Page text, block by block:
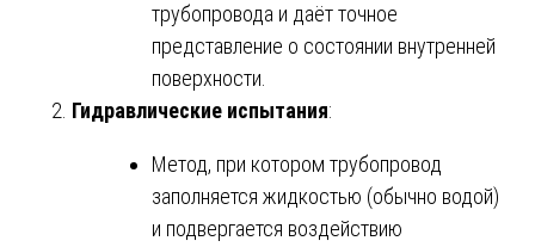
трубопровода и даёт точное
представление о состоянии внутренней
поверхности.
Гидравлические испытания:
Метод, при котором трубопровод
заполняется жидкостью (обычно водой)
и подвергается воздействию